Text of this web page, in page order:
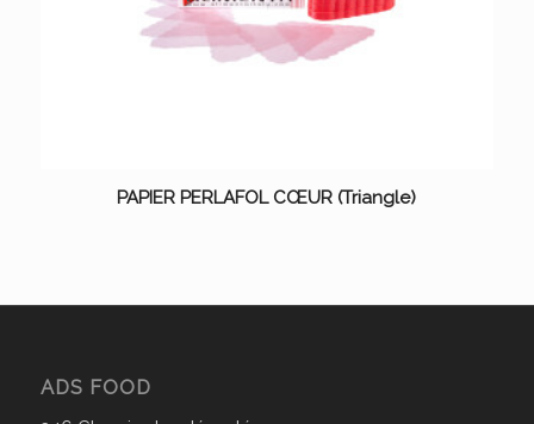
PAPIER PERLAFOL CŒUR (Triangle)
ADS FOOD